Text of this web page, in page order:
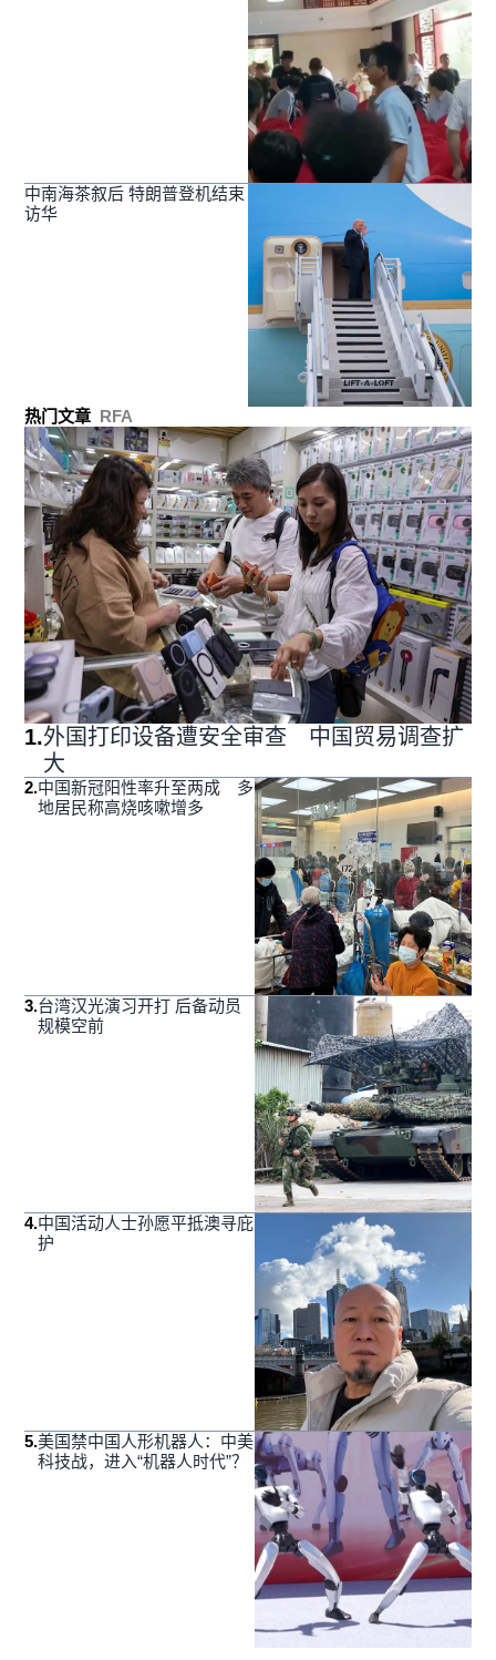
中南海茶叙后 特朗普登机结束
访华
热门文章 RFA
1.外国打印设备遭安全审查 中国贸易调查扩
大
2.中国新冠阳性率升至两成 多
地居民称高烧咳嗽增多
3.台湾汉光演习开打 后备动员
规模空前
4.中国活动人士孙愿平抵澳寻庇
护
5.美国禁中国人形机器人：中美
科技战，进入“机器人时代”？